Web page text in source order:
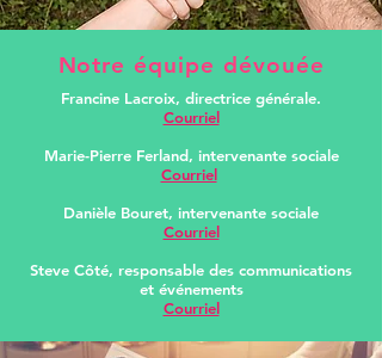
Notre équipe dévouée
Francine Lacroix, directrice générale.
Courriel
Marie-Pierre Ferland, intervenante sociale
Courriel
Danièle Bouret, intervenante sociale
Courriel
Steve Côté, responsable des communications
et événements
Courriel